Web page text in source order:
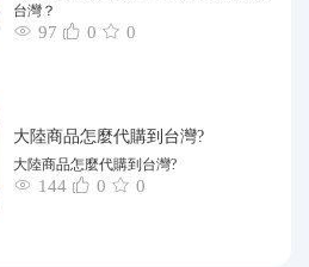
台灣？
97 0 0
大陸商品怎麼代購到台灣?
大陸商品怎麼代購到台灣?
144 0 0